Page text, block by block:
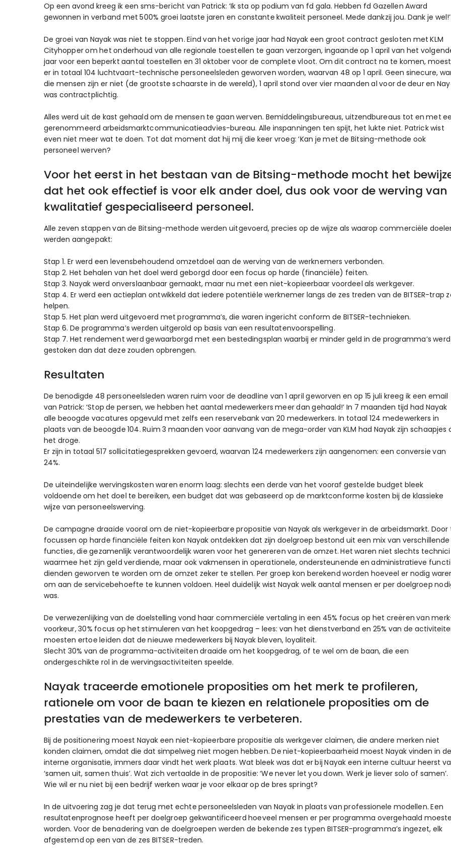
Op een avond kreeg ik een sms-bericht van Patrick: ‘Ik sta op podium van fd gala. Hebben fd Gazellen Award
gewonnen in verband met 500% groei laatste jaren en constante kwaliteit personeel. Mede dankzij jou. Dank je wel!’
De groei van Nayak was niet te stoppen. Eind van het vorige jaar had Nayak een groot contract gesloten met KLM
Cityhopper om het onderhoud van alle regionale toestellen te gaan verzorgen, ingaande op 1 april van het
jaar voor een beperkt aantal toestellen en 31 oktober voor de complete vloot. Om dit contract na te komen,
er in totaal 104 luchtvaart-technische personeelsleden geworven worden, waarvan 48 op 1 april. Geen sinecure,
die mensen zijn er niet (de grootste schaarste in de wereld), 1 april stond over vier maanden al voor de deur en
was contractplichtig.
Alles werd uit de kast gehaald om de mensen te gaan werven. Bemiddelingsbureaus, uitzendbureaus tot en met
gerenommeerd arbeidsmarktcommunicatieadvies-bureau. Alle inspanningen ten spijt, het lukte niet. Patrick wist
even niet meer wat te doen. Tot dat moment dat hij mij die keer vroeg: ‘Kan je met de Bitsing-methode ook
personeel werven?
Voor het eerst in het bestaan van de Bitsing-methode mocht het
dat het ook effectief is voor elk ander doel, dus ook voor de werving van
kwalitatief gespecialiseerd personeel.
Alle zeven stappen van de Bitsing-methode werden uitgevoerd, precies op de wijze als waarop commerciële
werden aangepakt:
Stap 1. Er werd een levensbehoudend omzetdoel aan de werving van de werknemers verbonden.
Stap 2. Het behalen van het doel werd geborgd door een focus op harde (financiële) feiten.
Stap 3. Nayak werd onverslaanbaar gemaakt, maar nu met een niet-kopieerbaar voordeel als werkgever.
Stap 4. Er werd een actieplan ontwikkeld dat iedere potentiële werknemer langs de zes treden van de BITSER-trap
helpen.
Stap 5. Het plan werd uitgevoerd met programma’s, die waren ingericht conform de BITSER-technieken.
Stap 6. De programma’s werden uitgerold op basis van een resultatenvoorspelling.
Stap 7. Het rendement werd gewaarborgd met een bestedingsplan waarbij er minder geld in de programma’s werd
gestoken dan dat deze zouden opbrengen.
Resultaten
De benodigde 48 personeelsleden waren ruim voor de deadline van 1 april geworven en op 15 juli kreeg ik een email
van Patrick: ‘Stop de persen, we hebben het aantal medewerkers meer dan gehaald!’ In 7 maanden tijd had Nayak
alle beoogde vacatures opgevuld met zelfs een reservebank van 20 medewerkers. In totaal 124 medewerkers in
plaats van de beoogde 104. Ruim 3 maanden voor aanvang van de mega-order van KLM had Nayak zijn schaapjes
het droge.
Er zijn in totaal 517 sollicitatiegesprekken gevoerd, waarvan 124 medewerkers zijn aangenomen: een conversie van
24%.
De uiteindelijke wervingskosten waren enorm laag: slechts een derde van het vooraf gestelde budget bleek
voldoende om het doel te bereiken, een budget dat was gebaseerd op de marktconforme kosten bij de klassieke
wijze van personeelswerving.
De campagne draaide vooral om de niet-kopieerbare propositie van Nayak als werkgever in de arbeidsmarkt. Door
focussen op harde financiële feiten kon Nayak ontdekken dat zijn doelgroep bestond uit een mix van verschillende
functies, die gezamenlijk verantwoordelijk waren voor het genereren van de omzet. Het waren niet slechts technici
waarmee het zijn geld verdiende, maar ook vakmensen in operationele, ondersteunende en administratieve
dienden geworven te worden om de omzet zeker te stellen. Per groep kon berekend worden hoeveel er nodig
om aan de servicebehoefte te kunnen voldoen. Heel duidelijk wist Nayak welk aantal mensen er per doelgroep
was.
De verwezenlijking van de doelstelling vond haar commerciële vertaling in een 45% focus op het creëren van
voorkeur, 30% focus op het stimuleren van het koopgedrag – lees: van het dienstverband en 25% van de
moesten ertoe leiden dat de nieuwe medewerkers bij Nayak bleven, loyaliteit.
Slecht 30% van de programma-activiteiten draaide om het koopgedrag, of te wel om de baan, die een
ondergeschikte rol in de wervingsactiviteiten speelde.
Nayak traceerde emotionele proposities om het merk te profileren,
rationele om voor de baan te kiezen en relationele proposities om de
prestaties van de medewerkers te verbeteren.
Bij de positionering moest Nayak een niet-kopieerbare propositie als werkgever claimen, die andere merken niet
konden claimen, omdat die dat simpelweg niet mogen hebben. De niet-kopieerbaarheid moest Nayak vinden in de
interne organisatie, immers daar vindt het werk plaats. Wat bleek was dat er bij Nayak een interne cultuur heerst
‘samen uit, samen thuis’. Wat zich vertaalde in de propositie: ‘We never let you down. Werk je liever solo of samen’.
Wie wil er nu niet bij een bedrijf werken waar je voor elkaar op de bres springt?
In de uitvoering zag je dat terug met echte personeelsleden van Nayak in plaats van professionele modellen. Een
resultatenprognose heeft per doelgroep gekwantificeerd hoeveel mensen er per programma overgehaald
worden. Voor de benadering van de doelgroepen werden de bekende zes typen BITSER-programma’s ingezet, elk
afgestemd op een van de zes BITSER-treden.